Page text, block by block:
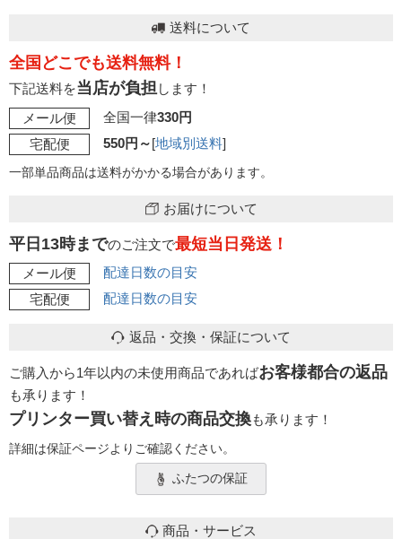
送料について
全国どこでも送料無料！
下記送料を当店が負担します！
メール便
全国一律330円
宅配便
550円～[地域別送料]
一部単品商品は送料がかかる場合があります。
お届けについて
平日13時までのご注文で最短当日発送！
メール便
配達日数の目安
宅配便
配達日数の目安
返品・交換・保証について
ご購入から1年以内の未使用商品であればお客様都合の返品
も承ります！
プリンター買い替え時の商品交換も承ります！
詳細は保証ページよりご確認ください。
ふたつの保証
商品・サービス